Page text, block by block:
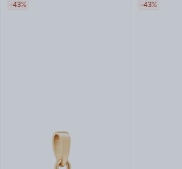
-43% -43%